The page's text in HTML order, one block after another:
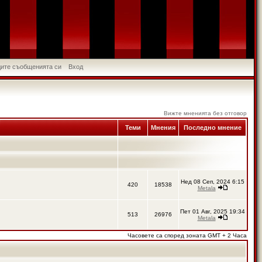
съобщенията си Вход
Вижте мненията без отговор
Теми Мнения Последно мнение
420 18538
Нед 08 Сеп, 2024 6:15
Metala
513 26976
Пет 01 Авг, 2025 19:34
Metala
Часовете са според зоната GMT + 2 Часа